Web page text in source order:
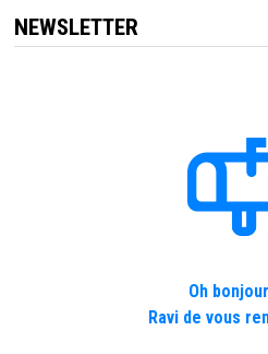
NEWSLETTER
Oh
Ravi de vous